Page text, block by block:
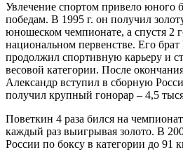
Увлечение спортом привело юного
победам. В 1995 г. он получил
юношеском чемпионате, а спустя 2
национальном первенстве. Его
продолжил спортивную карьеру и
весовой категории. После
Александр вступил в сборную
получил крупный гонорар – 4,5
Поветкин 4 раза бился на
каждый раз выигрывая золото. В
России по боксу в категории до 91